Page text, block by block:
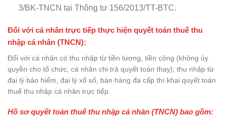
3/BK-TNCN tại Thông tư 156/2013/TT-BTC.
Đối với cá nhân trực tiếp thực hiện quyết toán thuế thu
nhập cá nhân (TNCN):
Đối với cá nhân có thu nhập từ tiền lương, tiền công (không ủy
quyền cho tổ chức, cá nhân chi trả quyết toán thay); thu nhập từ
đại lý bảo hiểm, đại lý xổ số, bán hàng đa cấp thì khai quyết toán
thuế thu nhập cá nhân trực tiếp.
Hồ sơ quyết toán thuế thu nhập cá nhân (TNCN) bao gồm: